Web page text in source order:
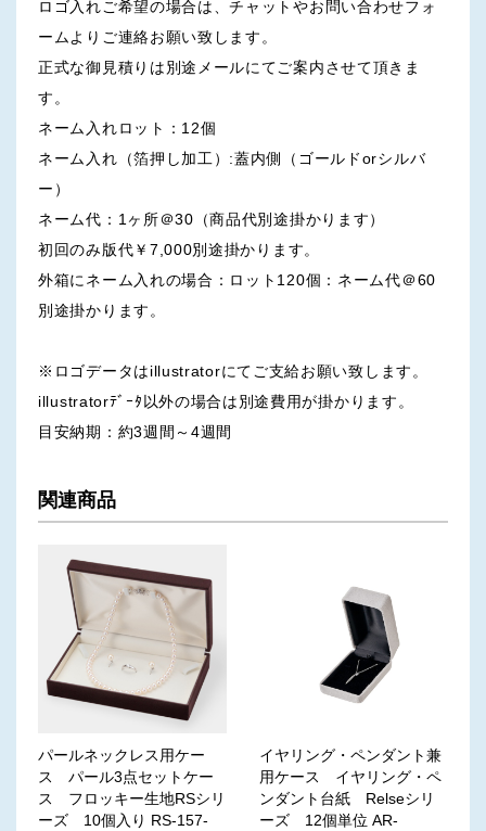
ロゴ入れご希望の場合は、チャットやお問い合わせフォ
ームよりご連絡お願い致します。
正式な御見積りは別途メールにてご案内させて頂きま
す。
ネーム入れロット：12個
ネーム入れ（箔押し加工）:蓋内側（ゴールドorシルバ
ー）
ネーム代：1ヶ所＠30（商品代別途掛かります）
初回のみ版代￥7,000別途掛かります。
外箱にネーム入れの場合：ロット120個：ネーム代＠60
別途掛かります。
※ロゴデータはillustratorにてご支給お願い致します。
illustratorﾃﾞｰﾀ以外の場合は別途費用が掛かります。
目安納期：約3週間～4週間
関連商品
パールネックレス用ケー
ス パール3点セットケー
ス フロッキー生地RSシリ
ーズ 10個入り RS-157-
イヤリング・ペンダント兼
用ケース イヤリング・ペ
ンダント台紙 Relseシリ
ーズ 12個単位 AR-